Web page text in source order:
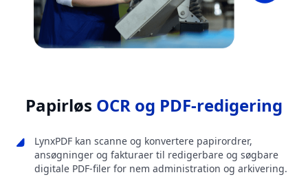
Papirløs OCR og PDF-redigering
LynxPDF kan scanne og konvertere papirordrer,
ansøgninger og fakturaer til redigerbare og søgbare
digitale PDF-filer for nem administration og arkivering.